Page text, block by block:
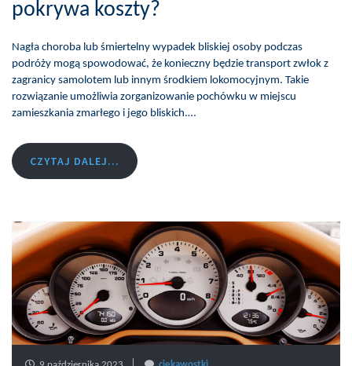
pokrywa koszty?
Nagła choroba lub śmiertelny wypadek bliskiej osoby podczas
podróży mogą spowodować, że konieczny będzie transport zwłok z
zagranicy samolotem lub innym środkiem lokomocyjnym. Takie
rozwiązanie umożliwia zorganizowanie pochówku w miejscu
zamieszkania zmarłego i jego bliskich.…
CZYTAJ DALEJ...